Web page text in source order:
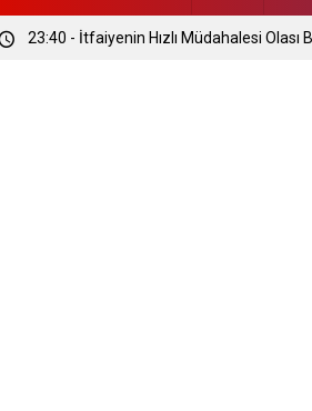
23:40 - İtfaiyenin Hızlı Müdahalesi Olası
22:43 - Bir Mesaj Her Şeyi Değiştirdi!